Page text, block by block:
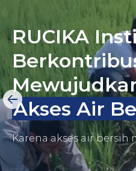
RUCIKA
Akses Air
Karena akses air bersih